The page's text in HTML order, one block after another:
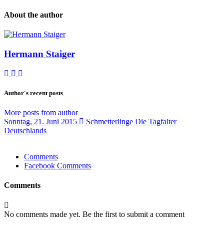
About the author
Hermann Staiger
Subscribe to updates from author
Unsubscribe to updates from author
Author's recent posts
More posts from author
Sonntag, 21. Juni 2015
Schmetterlinge Die Tagfalter
Deutschlands
Comments
Facebook Comments
Comments
No comments made yet. Be the first to submit a comment